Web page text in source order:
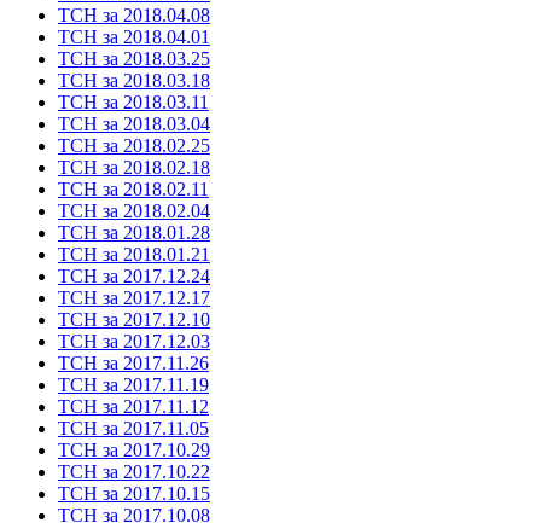
ТСН за 2018.04.08
ТСН за 2018.04.01
ТСН за 2018.03.25
ТСН за 2018.03.18
ТСН за 2018.03.11
ТСН за 2018.03.04
ТСН за 2018.02.25
ТСН за 2018.02.18
ТСН за 2018.02.11
ТСН за 2018.02.04
ТСН за 2018.01.28
ТСН за 2018.01.21
ТСН за 2017.12.24
ТСН за 2017.12.17
ТСН за 2017.12.10
ТСН за 2017.12.03
ТСН за 2017.11.26
ТСН за 2017.11.19
ТСН за 2017.11.12
ТСН за 2017.11.05
ТСН за 2017.10.29
ТСН за 2017.10.22
ТСН за 2017.10.15
ТСН за 2017.10.08